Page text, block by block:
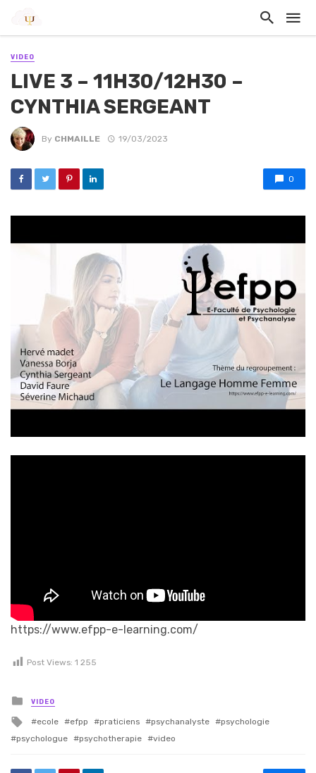
VIDEO
LIVE 3 – 11H30/12H30 –
CYNTHIA SERGEANT
By CHMAILLE 19/03/2023
0
https://www.efpp-e-learning.com/
Post Views: 1 255
Posted in
VIDEO
Tagged with
ecole efpp praticiens psychanalyste
psychologie
psychologue
psychotherapie video